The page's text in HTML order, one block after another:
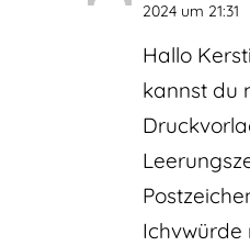
2024 um 21:31
Hallo
kannst du
Ichvwürde